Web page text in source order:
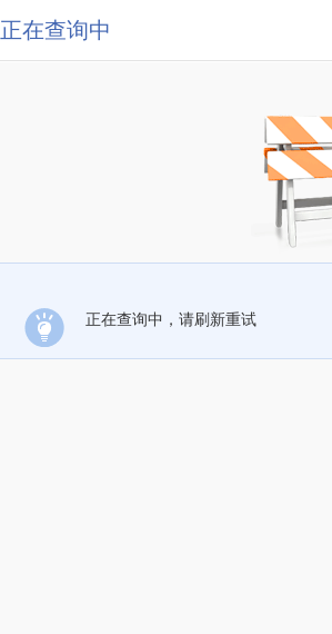
正在查询中
正在查询中，请刷新重试